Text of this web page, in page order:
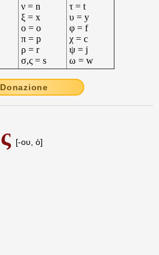
ν = n
ξ = x
ο = o
π = p
ρ = r
σ,ς = s
τ = t
υ = y
φ = f
χ = c
ψ = j
ω = w
Donazione
[-ου, ὁ]